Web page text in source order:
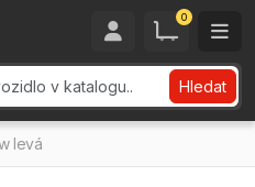
0
Hledat
levá